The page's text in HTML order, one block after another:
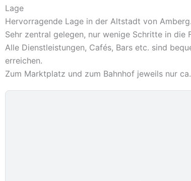
Lage
Hervorragende Lage in der Altstadt von Amberg.
Sehr zentral gelegen, nur wenige Schritte in die
Alle Dienstleistungen, Cafés, Bars etc. sind
erreichen.
Zum Marktplatz und zum Bahnhof jeweils nur